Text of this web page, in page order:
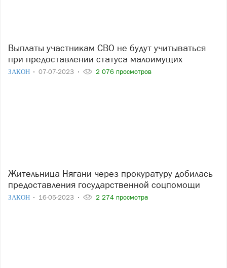
Выплаты участникам СВО не будут учитываться
при предоставлении статуса малоимущих
ЗАКОН 07-07-2023 2 076 просмотров
Жительница Нягани через прокуратуру добилась
предоставления государственной соцпомощи
ЗАКОН 16-05-2023 2 274 просмотра